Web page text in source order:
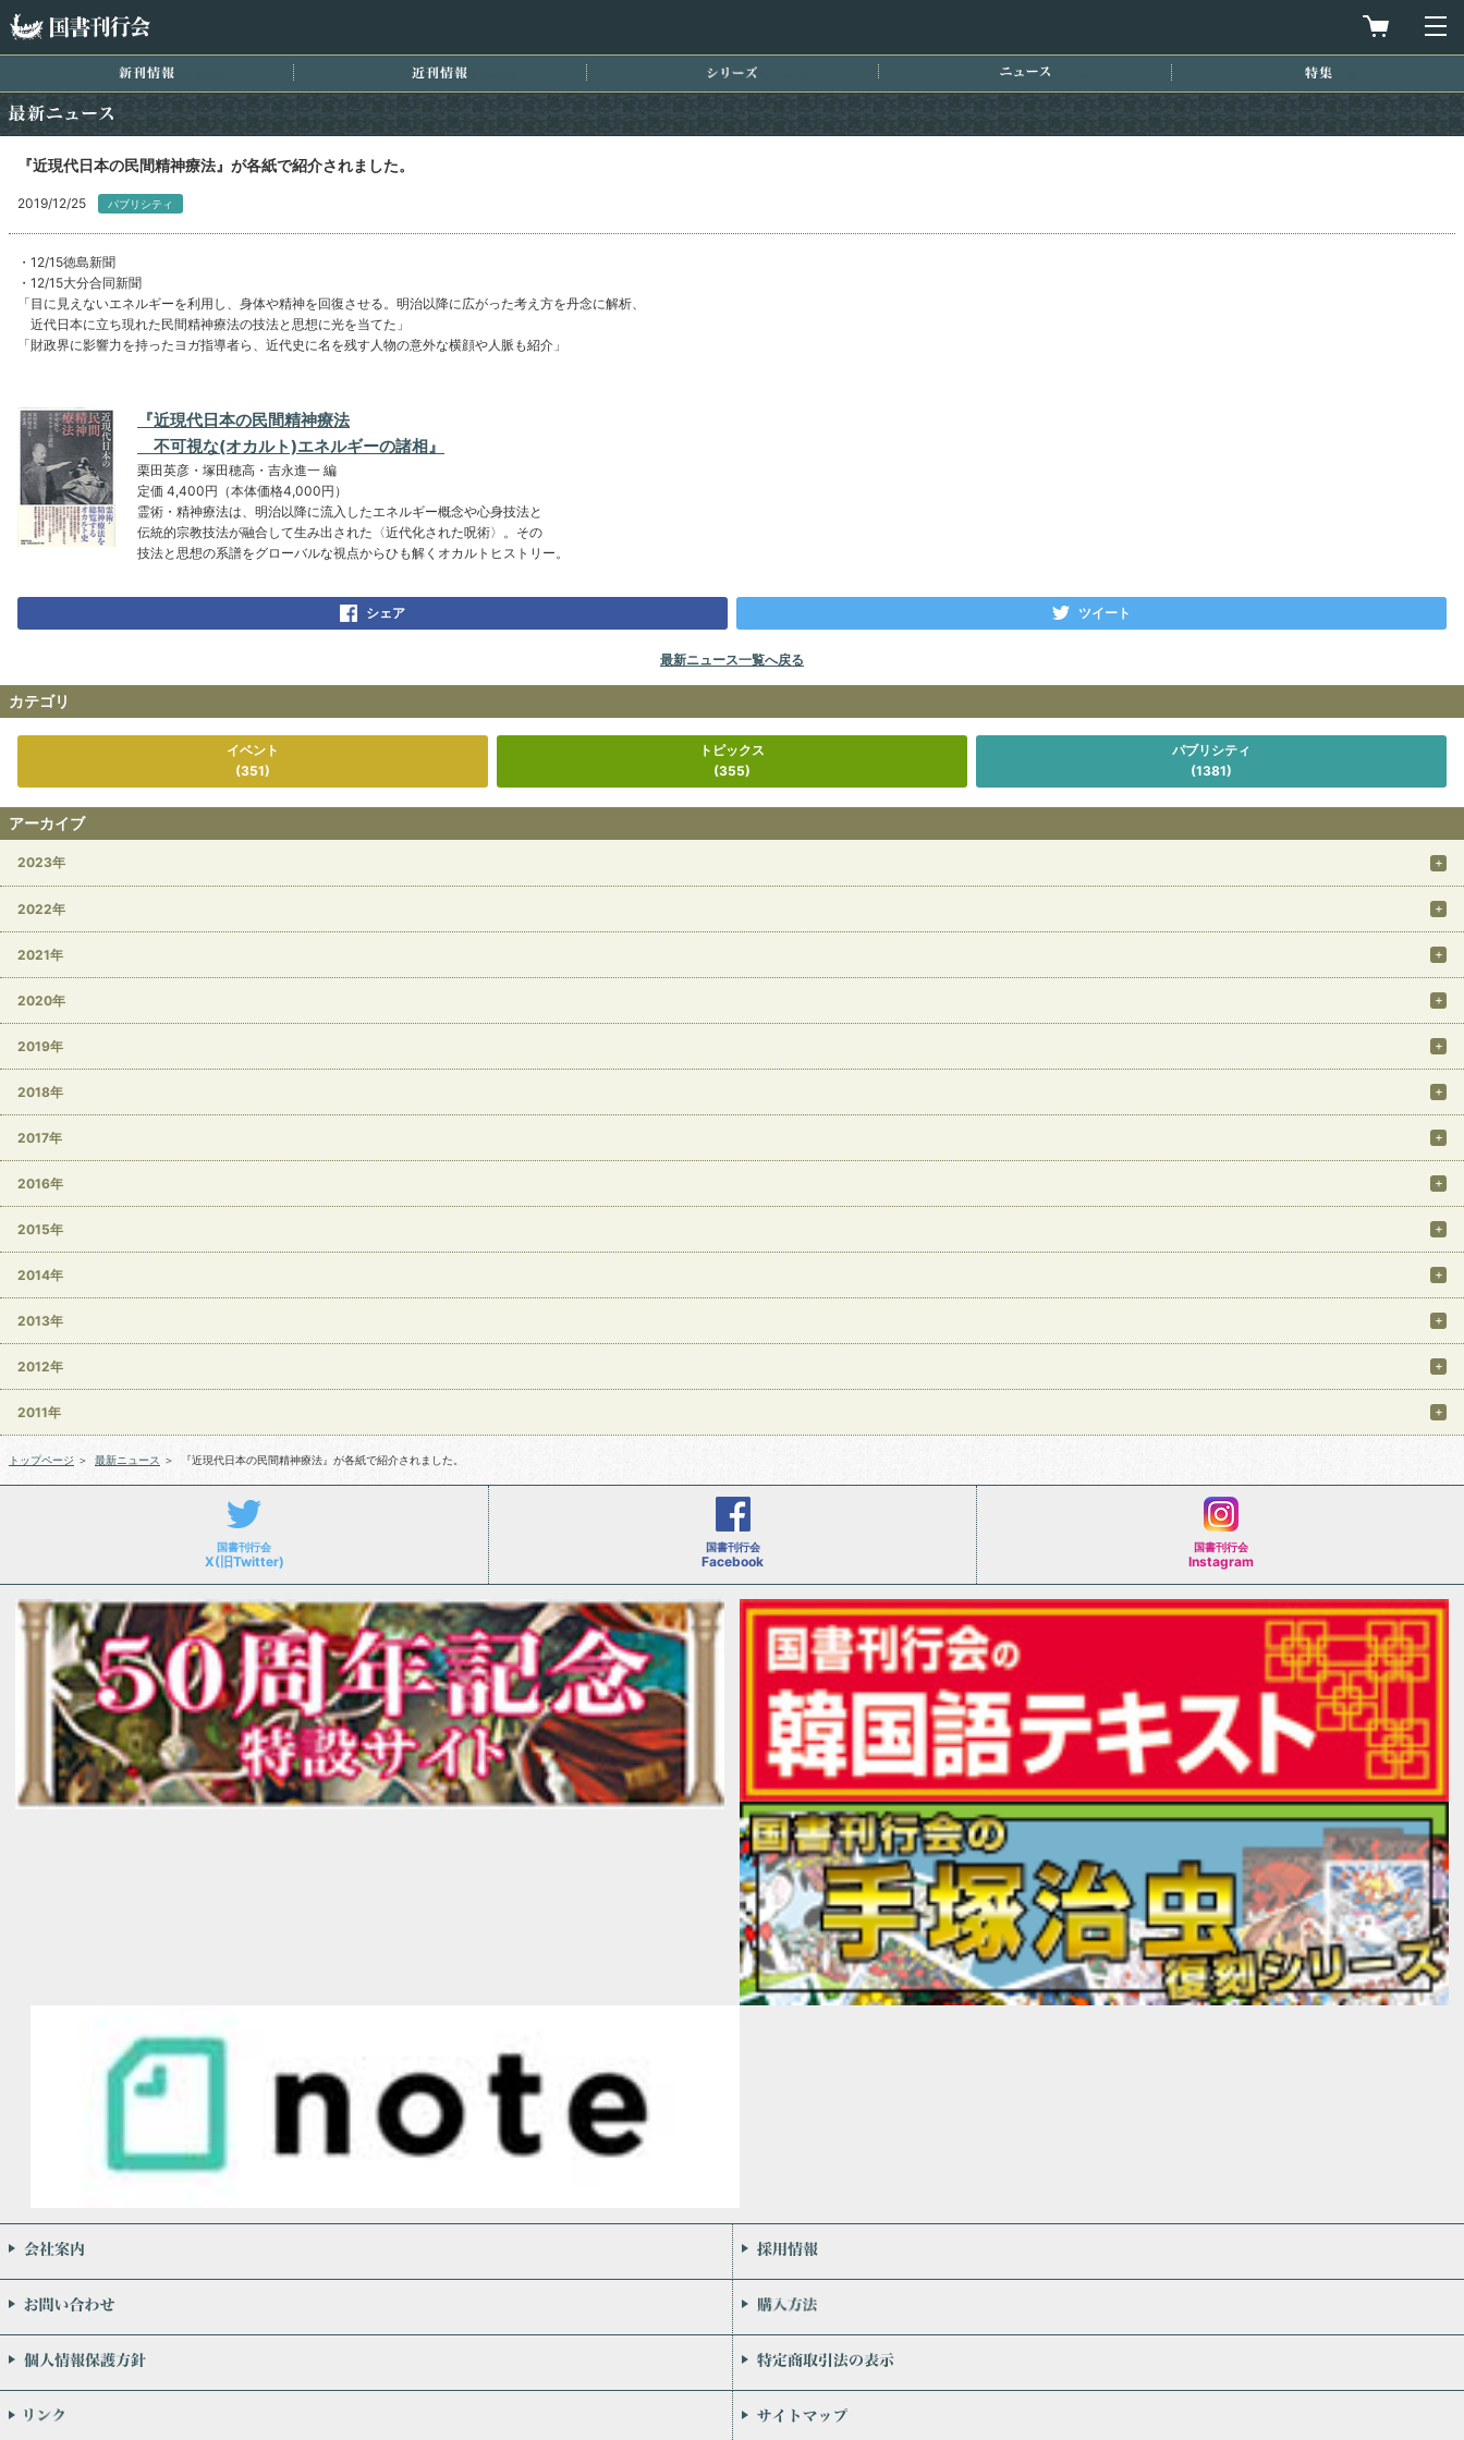
買物カゴを
新刊情報 特集
『近現代日本の民間精神療法』が各紙で紹介されました。
2019/12/25 パブリシティ
・12/15徳島新聞
・12/15大分合同新聞
「目に見えないエネルギーを利用し、身体や精神を回復させる。明治以降に広がった考え方を丹念に解析、
近代日本に立ち現れた民間精神療法の技法と思想に光を当てた」
「財政界に影響力を持ったヨガ指導者ら、近代史に名を残す人物の意外な横顔や人脈も紹介」
『近現代日本の民間精神療法
不可視な(オカルト)エネルギーの諸相』
栗田英彦・塚田穂高・吉永進一 編
定価 4,400円（本体価格4,000円）
霊術・精神療法は、明治以降に流入したエネルギー概念や心身技法と
伝統的宗教技法が融合して生み出された〈近代化された呪術〉。その
技法と思想の系譜をグローバルな視点からひも解くオカルトヒストリー。
シェア ツイート
最新ニュース一覧へ戻る
カテゴリ
イベント
(351)
トピックス
(355)
パブリシティ
(1381)
アーカイブ
2023年
2022年
2021年
2020年
2019年
2018年
2017年
2016年
2015年
2014年
2013年
2012年
2011年
トップページ ＞ 最新ニュース ＞ 『近現代日本の民間精神療法』が各紙で紹介されました。
国書刊行会
X(旧Twitter)
国書刊行会
Facebook
国書刊行会
Instagram
会社案内
お問い合わせ
個人情報保護方針
リンク